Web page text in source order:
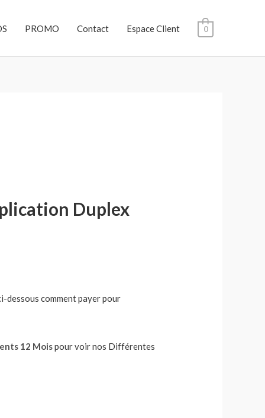
PROMO Contact Espace Client 0
Duplex
dessous comment payer pour
12 Moispour voir nos Différentes